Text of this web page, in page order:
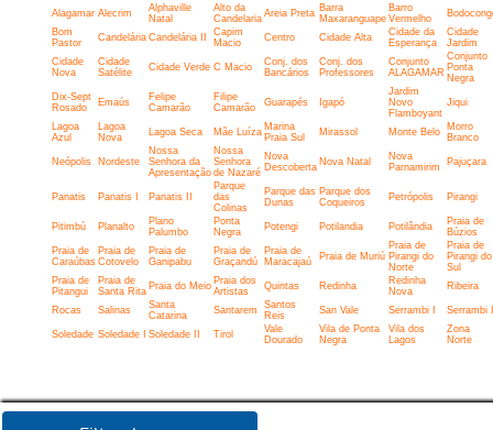
Alagamar Alecrim
Alphaville
Natal
Alto da
Candelaria Areia Preta Barra
Maxaranguape
Barro
Vermelho
Bom
Pastor
Candelária Candelária II
Capim
Macio
Centro Cidade Alta
Cidade da
Esperança
Cidade
Jardim
Cidade
Nova
Cidade
Satélite
Cidade Verde C Macio
Conj. dos
Bancários
Conj. dos
Professores
Conjunto
ALAGAMAR
Conjunto
Ponta
Negra
Dix-Sept
Rosado
Emaús
Felipe
Camarão
Filipe
Camarão
Guarapés Igapó
Jardim
Novo
Flamboyant
Jiqui
Lagoa
Azul
Lagoa
Nova
Lagoa Seca Mãe Luíza Marina
Praia Sul
Mirassol Monte Belo
Morro
Branco
Neópolis Nordeste
Nossa
Senhora da
Apresentação
Nossa
Senhora
de Nazaré
Nova
Descoberta Nova Natal
Nova
Parnamirim
Pajuçara
Panatis Panatis I Panatis II
Parque
das
Colinas
Parque das
Dunas
Parque dos
Coqueiros
Petrópolis Pirangi
Pitimbú Planalto
Plano
Palumbo
Ponta
Negra
Potengi Potilandia Potilândia
Praia de
Búzios
Praia de
Caraúbas
Praia de
Cotovelo
Praia de
Ganipabu
Praia de
Graçandú
Praia de
Maracajaú
Praia de Muriú
Praia de
Pirangi do
Norte
Praia de
Pirangi do
Sul
Praia de
Pitangui
Praia de
Santa Rita Praia do Meio Praia dos
Artistas
Quintas Redinha
Redinha
Nova
Ribeira
Rocas Salinas
Santa
Catarina
Santarem
Santos
Reis
San Vale Serrambi I Serrambi
Soledade Soledade I Soledade II Tirol
Vale
Dourado
Vila de Ponta
Negra
Vila dos
Lagos
Zona
Norte